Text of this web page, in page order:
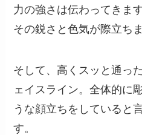
力の強さは伝わってきま
その鋭さと色気が際立ちま
そして、高くスッと通っ
ェイスライン。全体的に
うな顔立ちをしていると
す。